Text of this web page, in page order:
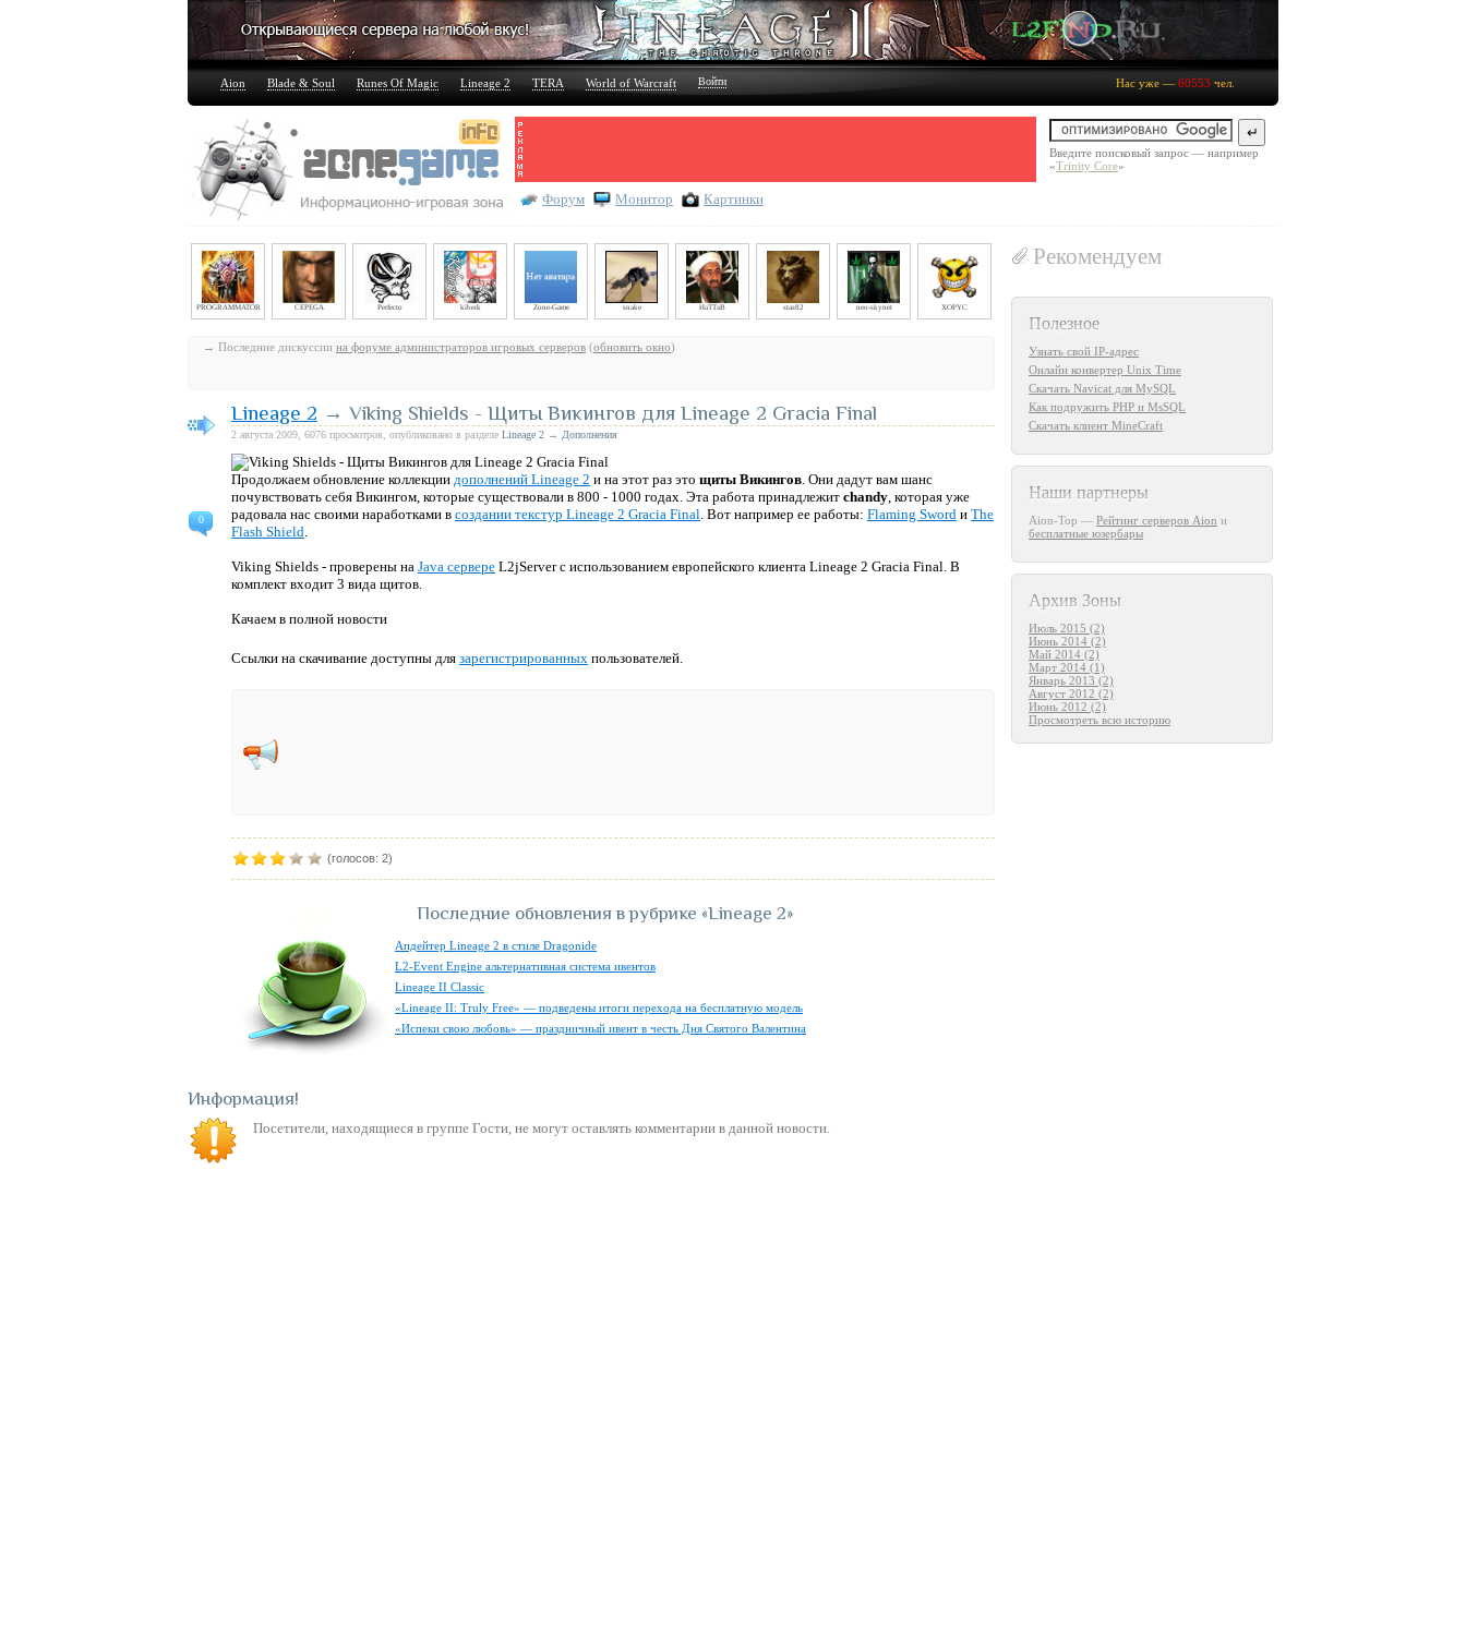
Aion Blade & Soul Runes Of Magic Lineage 2 TERA World of Warcraft Войти Нас уже — 60553 чел.
Введите поисковый запрос — например
«Trinity Core»
Форум Монитор Картинки
PROGRAMMATOR CEPEGA Perfecto kiberk Zone-Game snake HaTTaB stas82 neo-skynet XOPYC
→ Последние дискуссии на форуме администраторов игровых серверов (обновить окно)
0
Lineage 2 → Viking Shields - Щиты Викингов для Lineage 2 Gracia Final
2 августа 2009, 6076 просмотров, опубликовано в разделе Lineage 2 → Дополнения
Продолжаем обновление коллекции дополнений Lineage 2 и на этот раз это щиты Викингов. Они дадут вам шанс
почувствовать себя Викингом, которые существовали в 800 - 1000 годах. Эта работа принадлежит chandy, которая уже
радовала нас своими наработками в создании текстур Lineage 2 Gracia Final. Вот например ее работы: Flaming Sword и The
Flash Shield.
Viking Shields - проверены на Java сервере L2jServer с использованием европейского клиента Lineage 2 Gracia Final. В
комплект входит 3 вида щитов.
Качаем в полной новости
Ссылки на скачивание доступны для зарегистрированных пользователей.
(голосов: 2)
Последние обновления в рубрике «Lineage 2»
Апдейтер Lineage 2 в стиле Dragonide
L2-Event Engine альтернативная система ивентов
Lineage II Classic
«Lineage II: Truly Free» — подведены итоги перехода на бесплатную модель
«Испеки свою любовь» — праздничный ивент в честь Дня Святого Валентина
Информация
Посетители, находящиеся в группе Гости, не могут оставлять комментарии в данной новости.
Рекомендуем
Полезное
Узнать свой IP-адрес
Онлайн конвертер Unix Time
Скачать Navicat для MySQL
Как подружить PHP и MsSQL
Скачать клиент MineCraft
Наши партнеры
Aion-Top — Рейтинг серверов Aion и
бесплатные юзербары
Архив Зоны
Июль 2015 (2)
Июнь 2014 (2)
Май 2014 (2)
Март 2014 (1)
Январь 2013 (2)
Август 2012 (2)
Июнь 2012 (2)
Просмотреть всю историю